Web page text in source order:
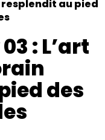
resplendit au pied
: L’art
des